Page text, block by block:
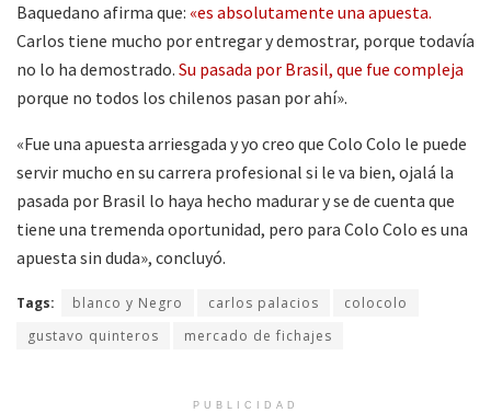
Baquedano afirma que: «es absolutamente una apuesta.
Carlos tiene mucho por entregar y demostrar, porque todavía
no lo ha demostrado. Su pasada por Brasil, que fue compleja
porque no todos los chilenos pasan por ahí».
«Fue una apuesta arriesgada y yo creo que Colo Colo le puede
servir mucho en su carrera profesional si le va bien, ojalá la
pasada por Brasil lo haya hecho madurar y se de cuenta que
tiene una tremenda oportunidad, pero para Colo Colo es una
apuesta sin duda», concluyó.
Tags: blanco y Negro carlos palacios
colocolo
gustavo quinteros
mercado de fichajes
PUBLICIDAD